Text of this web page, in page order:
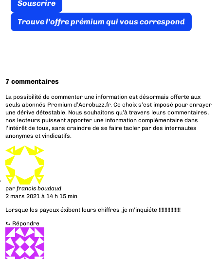
Souscrire
Trouve l’offre prémium qui vous correspond
7 commentaires
La possibilité de commenter une information est désormais offerte aux
seuls abonnés Premium d’Aerobuzz.fr. Ce choix s’est imposé pour enrayer
une dérive détestable. Nous souhaitons qu’à travers leurs commentaires,
nos lecteurs puissent apporter une information complémentaire dans
l’intérêt de tous, sans craindre de se faire tacler par des internautes
anonymes et vindicatifs.
parfrancis boudaud
2 mars 2021 à 14 h 15 min
Lorsque les payeux éxibent leurs chiffres ,je m’inquiéte !!!!!!!!!!!!!!!
⮑ Répondre